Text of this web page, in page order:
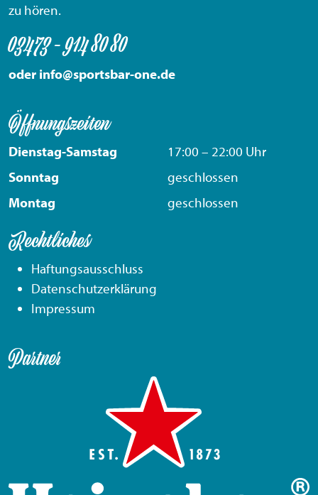
zu hören.
03473 - 914 80 80
oder info@sportsbar-one.de
Öffnungszeiten
Dienstag-Samstag
17:00 – 22:00 Uhr
Sonntag
geschlossen
Montag
geschlossen
Rechtliches
Haftungsausschluss
Datenschutzerklärung
Impressum
Partner